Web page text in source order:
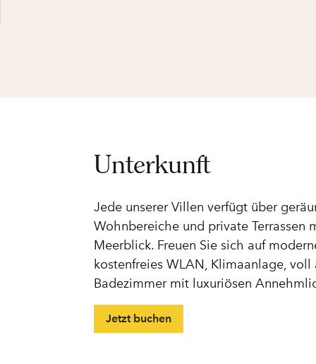
Unterkunft
Jede unserer Villen verfügt über
Wohnbereiche und private Terrassen
Meerblick. Freuen Sie sich auf
kostenfreies WLAN, Klimaanlage,
Badezimmer mit luxuriösen
Jetzt buchen